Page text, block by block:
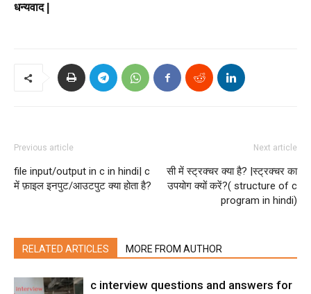
धन्यवाद |
Previous article
file input/output in c in hindi| c
में फ़ाइल इनपुट/आउटपुट क्या होता है?
Next article
सी में स्ट्रक्चर क्या है? |स्ट्रक्चर का
उपयोग क्यों करें?( structure of c
program in hindi)
RELATED ARTICLES MORE FROM AUTHOR
c interview questions and answers for